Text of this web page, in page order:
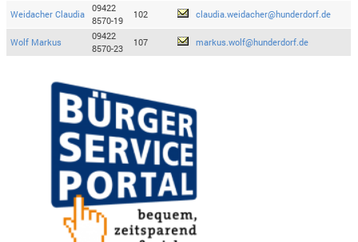
Weidacher Claudia
09422
8570-19
102 claudia.weidacher@hunderdorf.de
Wolf Markus
09422
8570-23
107 markus.wolf@hunderdorf.de